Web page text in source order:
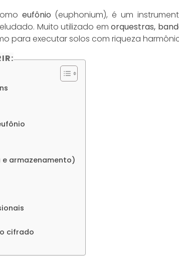
eufônio (euphonium), é um
Muito utilizado emorquestras,
para executar solos com riqueza
armazenamento)
cifrado